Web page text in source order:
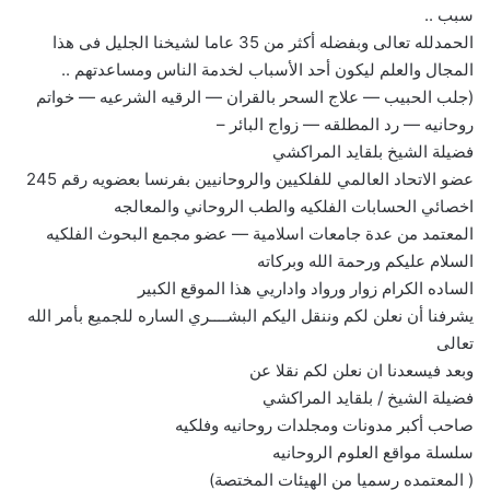
سبب ..
الحمدلله تعالى وبفضله أكثر من 35 عاما لشيخنا الجليل فى هذا
المجال والعلم ليكون أحد الأسباب لخدمة الناس ومساعدتهم ..
(جلب الحبيب — علاج السحر بالقران — الرقيه الشرعيه — خواتم
روحانيه — رد المطلقه — زواج البائر –
فضيلة الشيخ بلقايد المراكشي
عضو الاتحاد العالمي للفلكيين والروحانيين بفرنسا بعضويه رقم 245
اخصائي الحسابات الفلكيه والطب الروحاني والمعالجه
المعتمد من عدة جامعات اسلامية — عضو مجمع البحوث الفلكيه
السلام عليكم ورحمة الله وبركاته
الساده الكرام زوار ورواد واداريي هذا الموقع الكبير
يشرفنا أن نعلن لكم وننقل اليكم البشــــري الساره للجميع بأمر الله
تعالى
وبعد فيسعدنا ان نعلن لكم نقلا عن
فضيلة الشيخ / بلقايد المراكشي
صاحب أكبر مدونات ومجلدات روحانيه وفلكيه
سلسلة مواقع العلوم الروحانيه
( المعتمده رسميا من الهيئات المختصة)